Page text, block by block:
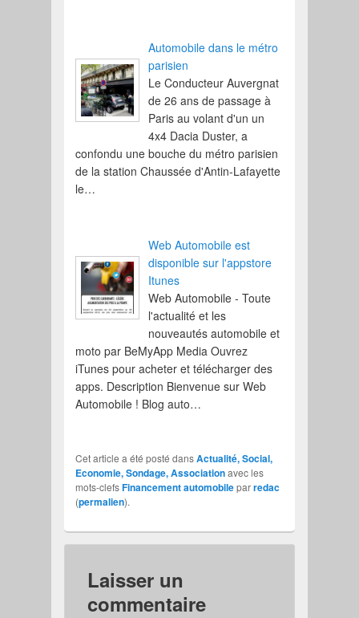
Automobile dans le métro
parisien
Le Conducteur Auvergnat
de 26 ans de passage à
Paris au volant d'un un
4x4 Dacia Duster, a
confondu une bouche du métro parisien
de la station Chaussée d'Antin-Lafayette
le…
Web Automobile est
disponible sur l'appstore
Itunes
Web Automobile - Toute
l'actualité et les
nouveautés automobile et
moto par BeMyApp Media Ouvrez
iTunes pour acheter et télécharger des
apps. Description Bienvenue sur Web
Automobile ! Blog auto…
Cet article a été posté dansActualité, Social,
Economie, Sondage, Associationavec les
mots-clefsFinancement automobileparredac
(permalien).
Laisser un
commentaire